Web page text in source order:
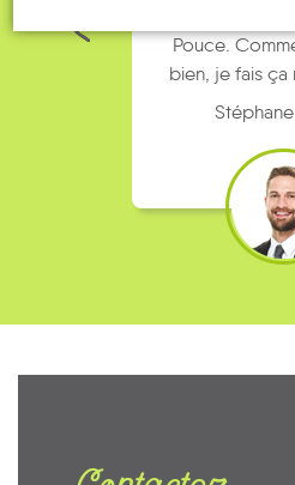
Pouce.
bien, je fais ça